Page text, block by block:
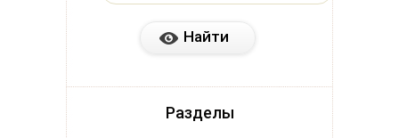
Разделы